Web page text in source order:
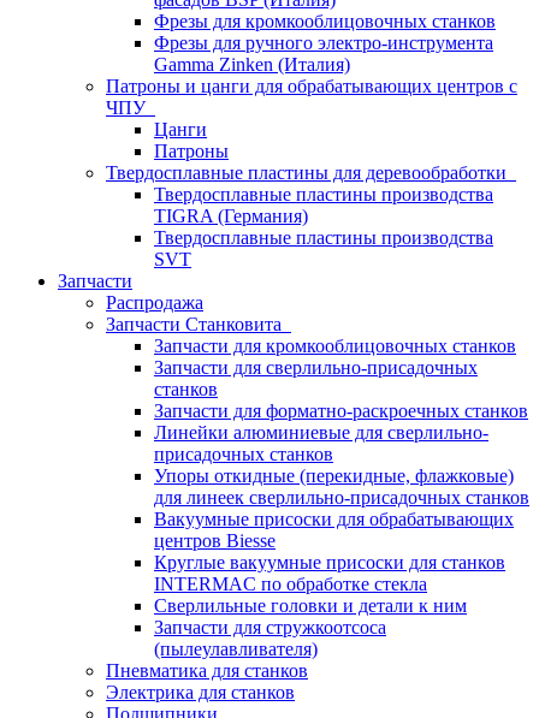
Фрезы для кромкооблицовочных станков
Фрезы для ручного электро-инструмента
Gamma Zinken (Италия)
Патроны и цанги для обрабатывающих центров с
ЧПУ
Цанги
Патроны
Твердосплавные пластины для деревообработки
Твердосплавные пластины производства
TIGRA (Германия)
Твердосплавные пластины производства
SVT
Запчасти
Распродажа
Запчасти Станковита
Запчасти для кромкооблицовочных станков
Запчасти для сверлильно-присадочных
станков
Запчасти для форматно-раскроечных станков
Линейки алюминиевые для сверлильно-
присадочных станков
Упоры откидные (перекидные, флажковые)
для линеек сверлильно-присадочных станков
Вакуумные присоски для обрабатывающих
центров Biesse
Круглые вакуумные присоски для станков
INTERMAC по обработке стекла
Сверлильные головки и детали к ним
Запчасти для стружкоотсоса
(пылеулавливателя)
Пневматика для станков
Электрика для станков
Подшипники